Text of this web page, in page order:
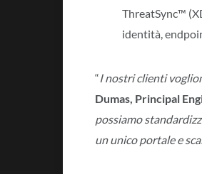
ThreatSync™
identità,
“I nostri clienti
Dumas, Principal
possiamo
un unico portale e